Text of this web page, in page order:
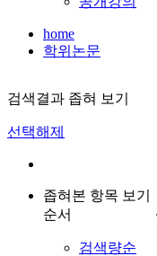
home
학위논문
검색결과 좁혀 보기
선택해제
좁혀본 항목 보기
순서
검색량순